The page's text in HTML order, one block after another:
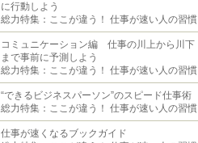
に行動しよう
総力特集：ここが違う！ 仕事が速い人の習慣
コミュニケーション編 仕事の川上から川下
まで事前に予測しよう
総力特集：ここが違う！ 仕事が速い人の習慣
“できるビジネスパーソン”のスピード仕事術
総力特集：ここが違う！ 仕事が速い人の習慣
仕事が速くなるブックガイド